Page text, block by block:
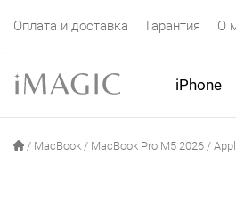
Оплата и доставка Гарантия О
iPhone
/ MacBook / MacBook Pro M5 2026 /